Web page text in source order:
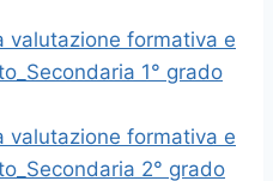
valutazione formativa e
1° grado
valutazione formativa e
2° grado